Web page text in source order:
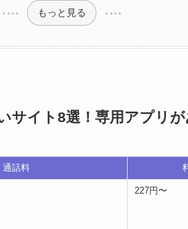
もっと見る
サイト8選！専用アプリ
通話料
227円〜